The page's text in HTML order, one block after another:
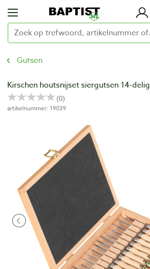
Gutsen
Kirschen houtsnijset siergutsen 14-delig
artikelnummer: 19039